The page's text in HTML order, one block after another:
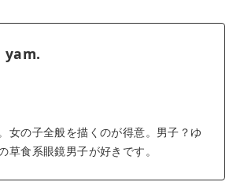
yam.
女の子全般を描くのが得意。男子？ゆ
草食系眼鏡男子が好きです。